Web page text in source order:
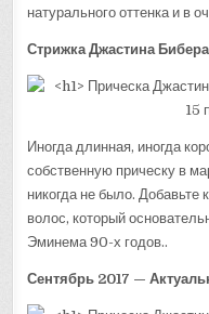
натурального оттенка и в
Стрижка Джастина
Иногда длинная, иногда
собственную прическу в
никогда не было. Добавьте
волос, который
Эминема 90-х годов..
Сентябрь 2017 —